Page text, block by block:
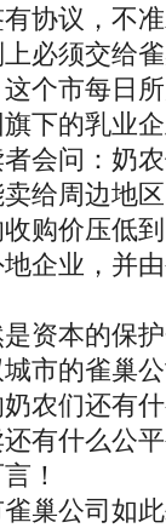
协议，不
必须交给
个市每日
旗下的乳业
会问：奶
给周边地
购价压低
企业，并
本的保护
市的雀巢
农们还有
有什么公
！
公司如此